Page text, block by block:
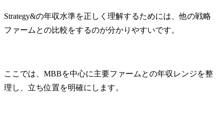
Strategy&の年収水準を正しく理解するためには、他の戦略
ファームとの比較をするのが分かりやすいです。
ここでは、MBBを中心に主要ファームとの年収レンジを整
理し、立ち位置を明確にします。